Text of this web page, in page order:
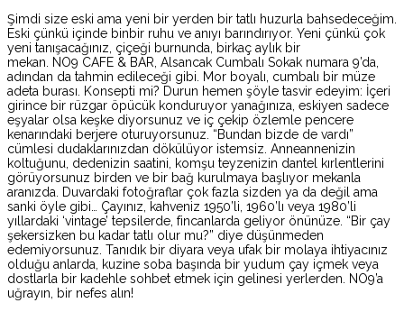
Şimdi size eski ama yeni bir yerden bir tatlı huzurla bahsedeceğim.
Eski çünkü içinde binbir ruhu ve anıyı barındırıyor. Yeni çünkü çok
yeni tanışacağınız, çiçeği burnunda, birkaç aylık bir
mekan. NO9 CAFE & BAR, Alsancak Cumbalı Sokak numara 9’da,
adından da tahmin edileceği gibi. Mor boyalı, cumbalı bir müze
adeta burası. Konsepti mi? Durun hemen şöyle tasvir edeyim: İçeri
girince bir rüzgar öpücük konduruyor yanağınıza, eskiyen sadece
eşyalar olsa keşke diyorsunuz ve iç çekip özlemle pencere
kenarındaki berjere oturuyorsunuz. “Bundan bizde de vardı”
cümlesi dudaklarınızdan dökülüyor istemsiz. Anneannenizin
koltuğunu, dedenizin saatini, komşu teyzenizin dantel kırlentlerini
görüyorsunuz birden ve bir bağ kurulmaya başlıyor mekanla
aranızda. Duvardaki fotoğraflar çok fazla sizden ya da değil ama
sanki öyle gibi… Çayınız, kahveniz 1950’li, 1960’lı veya 1980’li
yıllardaki ‘vintage’ tepsilerde, fincanlarda geliyor önünüze. “Bir çay
şekersizken bu kadar tatlı olur mu?” diye düşünmeden
edemiyorsunuz. Tanıdık bir diyara veya ufak bir molaya ihtiyacınız
olduğu anlarda, kuzine soba başında bir yudum çay içmek veya
dostlarla bir kadehle sohbet etmek için gelinesi yerlerden. NO9’a
uğrayın, bir nefes alın!